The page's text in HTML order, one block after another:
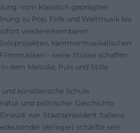
vom klassisch geprägten
zu Pop, Folk und Weltmusik bis
wiedererkennbaren
kammermusikalischen
– seine Stücke schaffen
dem Melodie, Puls und Stille
künstlerische Schule
und politischer Geschichte
war Staatspräsident Italiens,
Verleger) schärfte sein